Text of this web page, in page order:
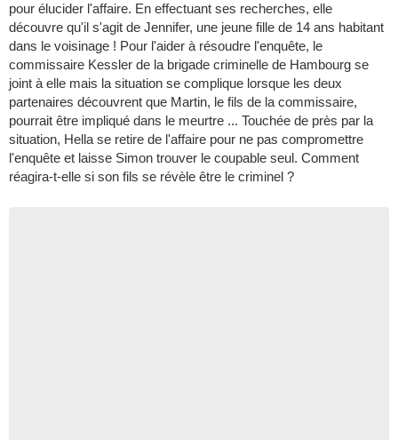
pour élucider l'affaire. En effectuant ses recherches, elle
découvre qu'il s'agit de Jennifer, une jeune fille de 14 ans habitant
dans le voisinage ! Pour l'aider à résoudre l'enquête, le
commissaire Kessler de la brigade criminelle de Hambourg se
joint à elle mais la situation se complique lorsque les deux
partenaires découvrent que Martin, le fils de la commissaire,
pourrait être impliqué dans le meurtre ... Touchée de près par la
situation, Hella se retire de l'affaire pour ne pas compromettre
l'enquête et laisse Simon trouver le coupable seul. Comment
réagira-t-elle si son fils se révèle être le criminel ?